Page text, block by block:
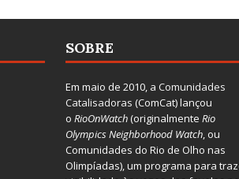
SOBRE
Em maio de 2010, a Comunidades
Catalisadoras (ComCat) lançou
o RioOnWatch(originalmente Rio
Olympics Neighborhood Watch, ou
Comunidades do Rio de Olho nas
Olimpíadas), um programa para